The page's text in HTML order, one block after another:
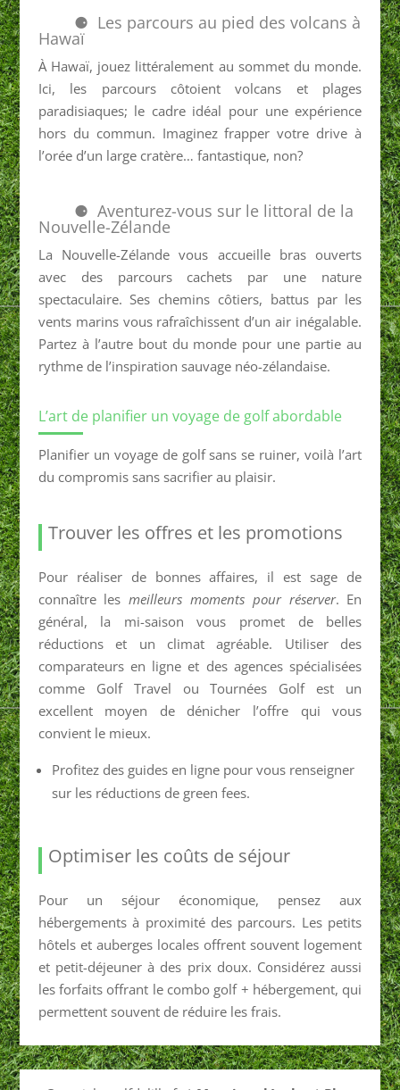
Les parcours au pied des volcans à
Hawaï
À Hawaï, jouez littéralement au sommet du monde.
Ici, les parcours côtoient volcans et plages
paradisiaques; le cadre idéal pour une expérience
hors du commun. Imaginez frapper votre drive à
l’orée d’un large cratère… fantastique, non?
Aventurez-vous sur le littoral de la
Nouvelle-Zélande
La Nouvelle-Zélande vous accueille bras ouverts
avec des parcours cachets par une nature
spectaculaire. Ses chemins côtiers, battus par les
vents marins vous rafraîchissent d’un air inégalable.
Partez à l’autre bout du monde pour une partie au
rythme de l’inspiration sauvage néo-zélandaise.
L’art de planifier un voyage de golf abordable
Planifier un voyage de golf sans se ruiner, voilà l’art
du compromis sans sacrifier au plaisir.
Trouver les offres et les promotions
Pour réaliser de bonnes affaires, il est sage de
connaître lesmeilleurs moments pour réserver. En
général, la mi-saison vous promet de belles
réductions et un climat agréable. Utiliser des
comparateurs en ligne et des agences spécialisées
comme Golf Travel ou Tournées Golf est un
excellent moyen de dénicher l’offre qui vous
convient le mieux.
Profitez des guides en ligne pour vous renseigner
sur les réductions de green fees.
Optimiser les coûts de séjour
Pour un séjour économique, pensez aux
hébergements à proximité des parcours. Les petits
hôtels et auberges locales offrent souvent logement
et petit-déjeuner à des prix doux. Considérez aussi
les forfaits offrant le combo golf + hébergement, qui
permettent souvent de réduire les frais.